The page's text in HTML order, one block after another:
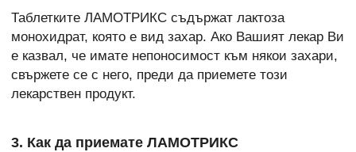
Таблетките ЛАМОТРИКС съдържат лактоза
монохидрат, която е вид захар. Ако Вашият лекар Ви
е казвал, че имате непоносимост към някои захари,
свържете се с него, преди да приемете този
лекарствен продукт.
3. Как да приемате ЛАМОТРИКС